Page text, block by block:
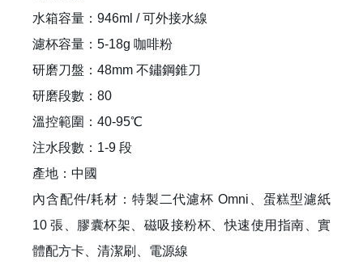
水箱容量：946ml / 可外接水線
濾杯容量：5-18g 咖啡粉
研磨刀盤：48mm 不鏽鋼錐刀
研磨段數：80
溫控範圍：40-95℃
注水段數：1-9 段
產地：中國
內含配件/耗材：特製二代濾杯 Omni、蛋糕型濾紙
10 張、膠囊杯架、磁吸接粉杯、快速使用指南、實
體配方卡、清潔刷、電源線